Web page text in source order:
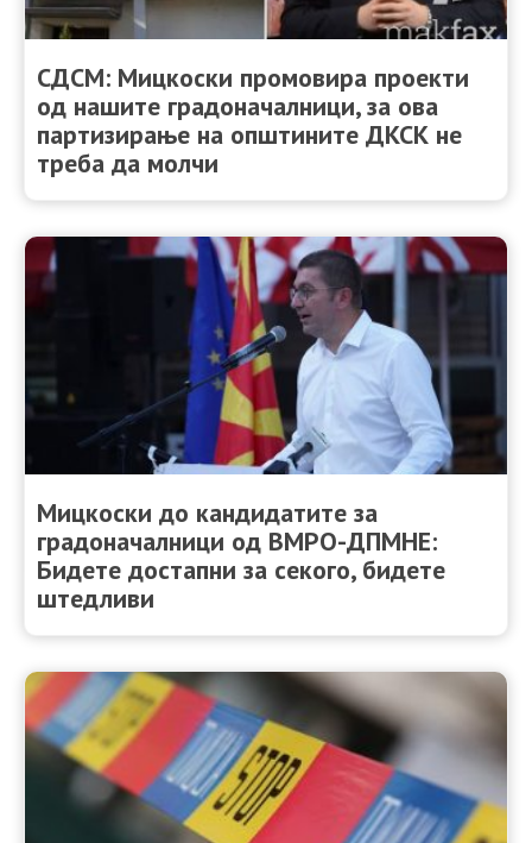
СДСМ: Мицкоски промовира проекти
од нашите градоначалници, за ова
партизирање на општините ДКСК не
треба да молчи
Мицкоски до кандидатите за
градоначалници од ВМРО-ДПМНЕ:
Бидете достапни за секого, бидете
штедливи